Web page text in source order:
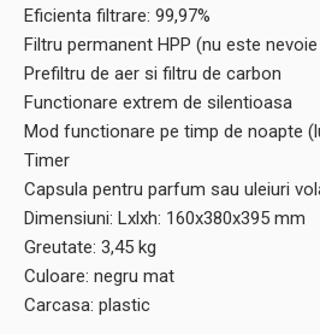
Eficienta filtrare: 99,97%
Filtru permanent HPP (nu este
Prefiltru de aer si filtru de carbon
Functionare extrem de silentioasa
Mod functionare pe timp de noapte
Timer
Capsula pentru parfum sau uleiuri
Dimensiuni: Lxlxh: 160x380x395 mm
Greutate: 3,45 kg
Culoare: negru mat
Carcasa: plastic